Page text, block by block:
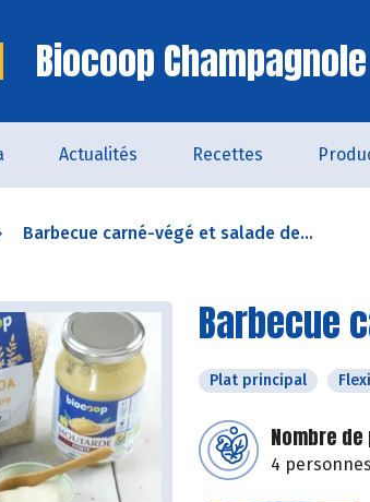
Biocoop Champagnole
Actualités Recettes
Barbecue carné-végé et salade de...
Barbecue
Plat principal
Nombre
4 personnes